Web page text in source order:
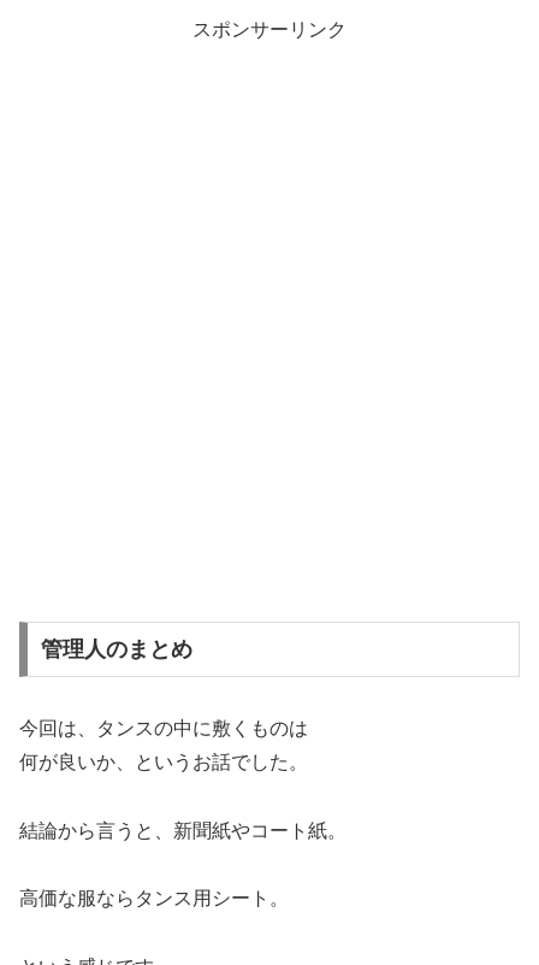
スポンサーリンク
管理人のまとめ
今回は、タンスの中に敷くものは
何が良いか、というお話でした。
結論から言うと、新聞紙やコート紙。
高価な服ならタンス用シート。